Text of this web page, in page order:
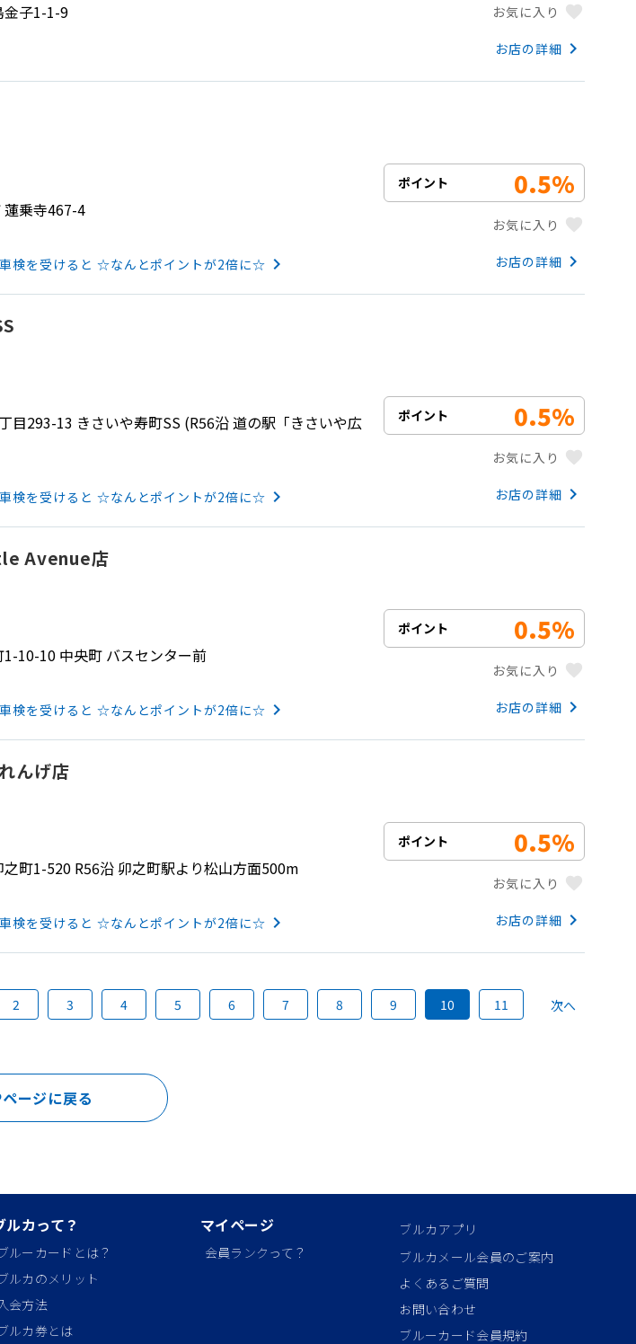
子1-1-9
お気に入り favorite
お店の詳細 keyboard_arrow_right
乗寺467-4
検を受けると ☆なんとポイントが2倍に☆ keyboard_arrow_right
ポイント 0.5%
お気に入り favorite
お店の詳細 keyboard_arrow_right
293-13 きさいや寿町SS (R56沿 道の駅「きさいや広
検を受けると ☆なんとポイントが2倍に☆ keyboard_arrow_right
ポイント 0.5%
お気に入り favorite
お店の詳細 keyboard_arrow_right
Avenue店
10-10 中央町 バスセンター前
検を受けると ☆なんとポイントが2倍に☆ keyboard_arrow_right
ポイント 0.5%
お気に入り favorite
お店の詳細 keyboard_arrow_right
んげ店
町1-520 R56沿 卯之町駅より松山方面500m
検を受けると ☆なんとポイントが2倍に☆ keyboard_arrow_right
ポイント 0.5%
お気に入り favorite
お店の詳細 keyboard_arrow_right
2 3 4 5 6 7 8 9 10 11 次へ
ージに戻る
ルカって？
ルーカードとは？
ルカのメリット
会方法
ルカ券とは
マイページ
会員ランクって？
ブルカアプリ
ブルカメール会員のご案内
よくあるご質問
お問い合わせ
ブルーカード会員規約